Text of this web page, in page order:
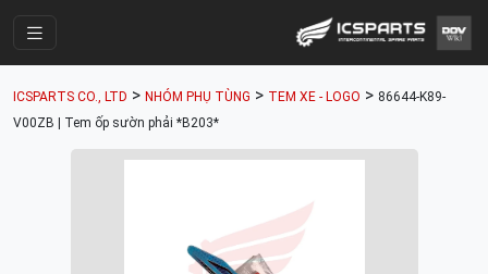
Cửa Hàng
Parts Catalogue
Nhóm Phụ Tùng
ICSPARTS CO., LTD > NHÓM PHỤ TÙNG > TEM XE - LOGO > 86644-K89-
V00ZB | Tem ốp sườn phải *B203*